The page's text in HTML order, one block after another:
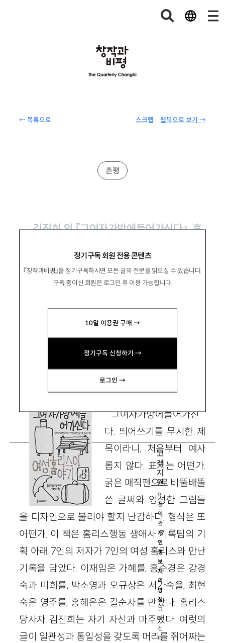
← 목록으로 웹북으로 보기 →
스크랩
정기구독 회원 전용 콘텐츠
『창작과비평』을 정기구독하시면 모든 글의 전문을 읽으실 수 있습니다.
구독 중이신 회원은 로그인 후 이용 가능합니다.
10일 이용권 구매 →
정기구독 신청하기 →
로그인 →
촌평
김진희 외 『그여자가방에들어가신다』, 후
여성 홈리스는 책이 될 수 있을까
그여자가방에들어가신
다. 띄어쓰기를 무시한 제
목이라니, 처음부터 예사
롭지 않다. 표지는 어떤가.
굵은 매직펜으로 비뚤배뚤
쓴 글씨와 엉성한 그림들
을 디자인으로 불러야 할지 난감하다. 형식은 또
어떤가. 이 책은 홈리스행동 생애사 기록팀의 기
획 아래 7인의 저자가 7인의 여성 홈리스와 만난
기록을 담았다. 이재임은 가혜를, 홍수경은 강경
숙과 미희를, 박소영과 오규상은 서가숙을, 최현
숙은 영주를, 홍혜은은 길순자를 만났다. 홈리스
당사자 김진희는 자기 자신과 마주했다. 여럿의
글이 일관성과 통일성을 갖도록 머리를 쥐어짜는
고
객
지
원
이
용
약
관
개
인
정
보
처
리
방
침
고
객
센
터